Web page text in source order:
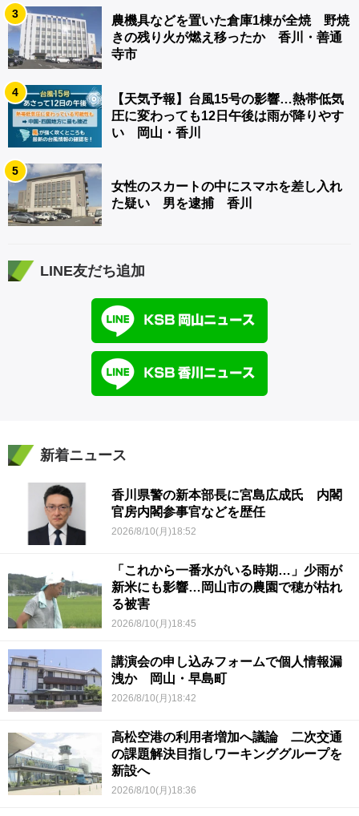
3
農機具などを置いた倉庫1棟が全焼 野焼
きの残り火が燃え移ったか 香川・善通
寺市
4
【天気予報】台風15号の影響…熱帯低気
圧に変わっても12日午後は雨が降りやす
い 岡山・香川
5
女性のスカートの中にスマホを差し入れ
た疑い 男を逮捕 香川
LINE友だち追加
新着ニュース
香川県警の新本部長に宮島広成氏 内閣
官房内閣参事官などを歴任
2026/8/10(月)18:52
「これから一番水がいる時期…」少雨が
新米にも影響…岡山市の農園で穂が枯れ
る被害
2026/8/10(月)18:45
講演会の申し込みフォームで個人情報漏
洩か 岡山・早島町
2026/8/10(月)18:42
高松空港の利用者増加へ議論 二次交通
の課題解決目指しワーキンググループを
新設へ
2026/8/10(月)18:36